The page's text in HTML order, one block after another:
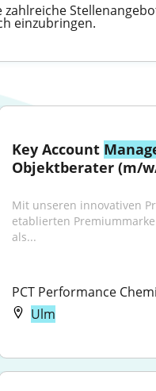
einzubringen.
Key Account
Objektberater (m/
Mit unseren innovativen
etablierten
als...
PCT Performance
Ulm